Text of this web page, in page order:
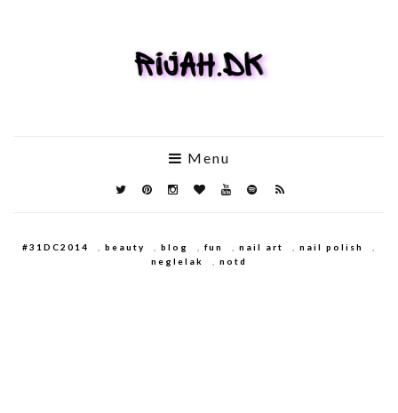
Menu
#31DC2014 , beauty , blog , fun , nail art , nail polish
,
neglelak
, notd